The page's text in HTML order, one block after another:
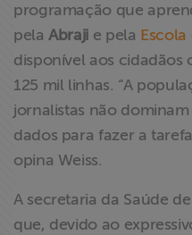
programação que
pelaAbraji e pela Escola
disponível aos cidadãos
125 mil linhas. “A
jornalistas não
dados para fazer a
opina Weiss.
A secretaria da Saúde
que, devido ao